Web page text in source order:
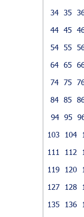
34 35
44 45
54 55
64 65
74 75
84 85
94 95
103
104
111
112
119
120
127
128
135
136